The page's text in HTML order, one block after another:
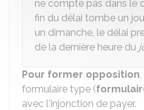
ne compte pas dans le
fin du délai tombe un
un dimanche, le délai
de la dernière heure du
Pour former opposition
formulaire type (
avec l'injonction de payer.